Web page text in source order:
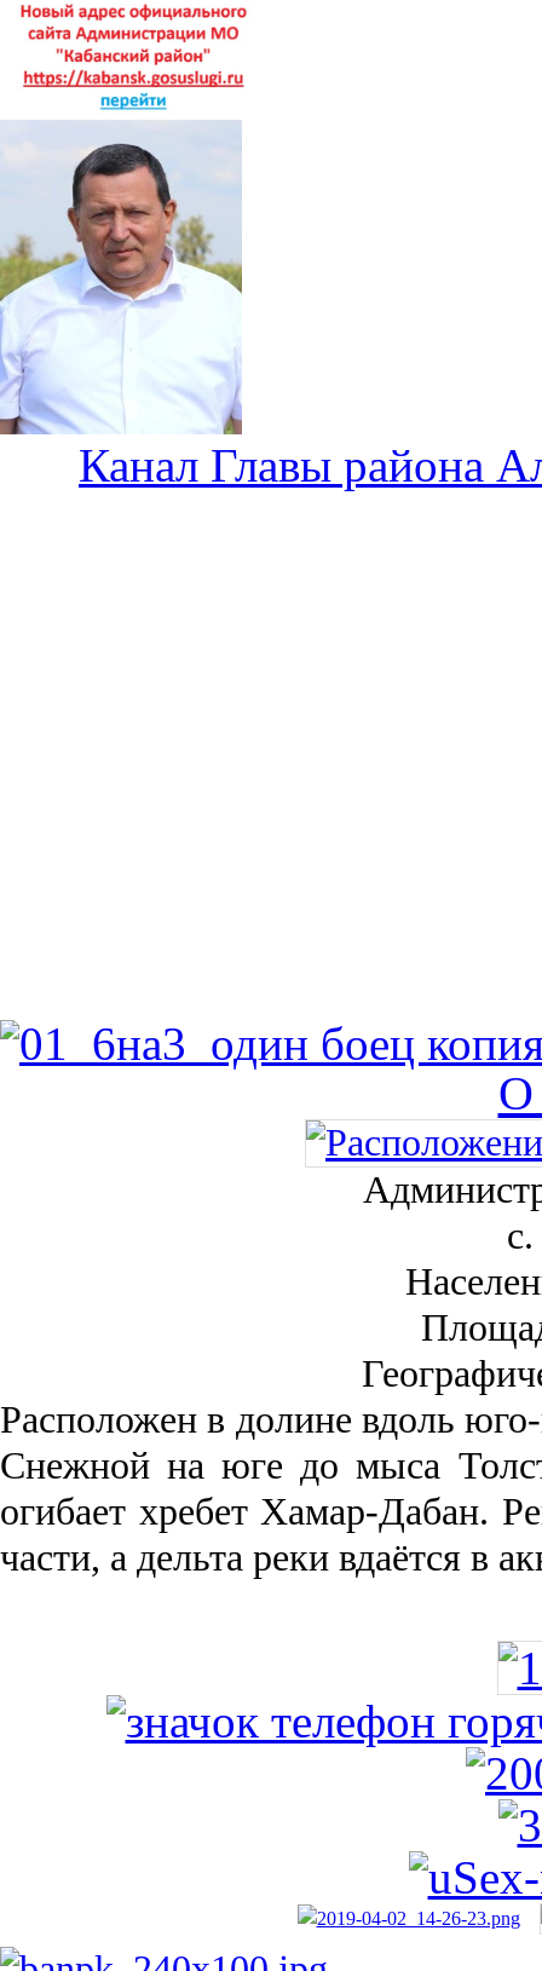
Канал Главы района
О
Рас­положен в долине вдоль
Снежной на юге до мыса
огибает хребет Хамар-Дабан.
части, а дельта реки вда­ётся в